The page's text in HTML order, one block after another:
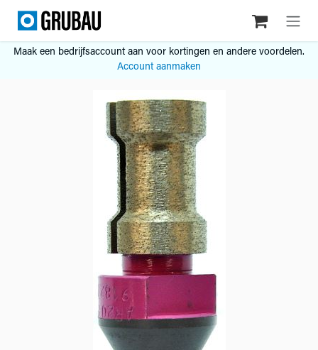
Overslaan naar inhoud
Maak een bedrijfsaccount aan voor kortingen en andere voordelen.
Account aanmaken